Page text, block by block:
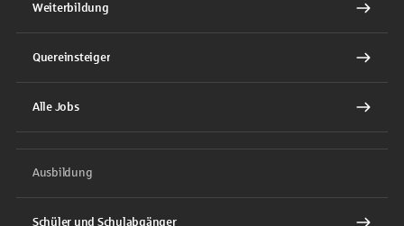
Weiterbildung
Quereinsteiger
Alle Jobs
Ausbildung
Schüler und Schulabgänger